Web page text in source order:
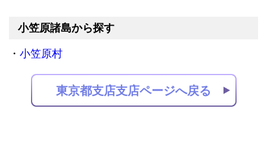
小笠原諸島から探す
小笠原村
東京都支店支店ページへ戻る